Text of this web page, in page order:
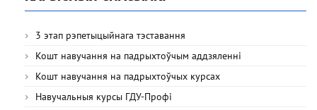
3 этап рэпетыцыйнага тэставання
Кошт навучання на падрыхтоўчым аддзяленні
Кошт навучання на падрыхтоўчых курсах
Навучальныя курсы ГДУ-Профі